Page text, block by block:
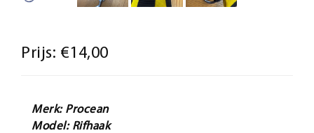
Prijs: €14,00
Merk: Procean
Model: Rifhaak